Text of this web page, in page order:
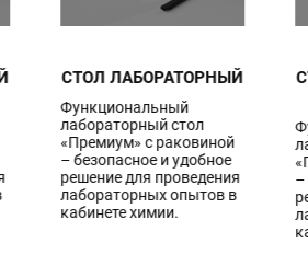
СТОЛ ЛАБОРАТОРНЫЙ
Функциональный
лабораторный стол
«Премиум» с раковиной
– безопасное и удобное
решение для проведения
лабораторных опытов в
кабинете химии.
–